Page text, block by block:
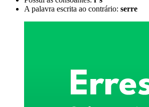
A palavra escrita ao contrário: serre